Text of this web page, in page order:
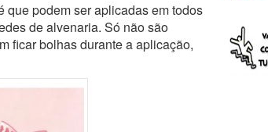
que podem ser aplicadas em todos
de alvenaria. Só não são
ficar bolhas durante a aplicação,